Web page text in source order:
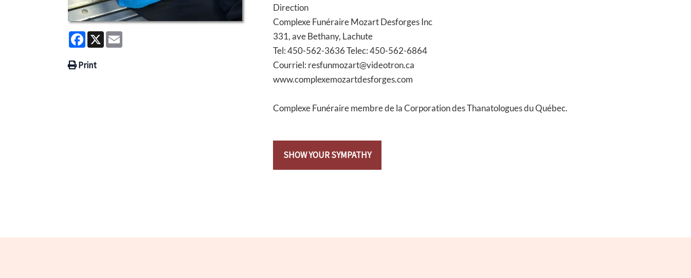
Facebook
X
Print
Direction
Complexe Funéraire Mozart Desforges Inc
331, ave Bethany, Lachute
Tel: 450-562-3636 Telec: 450-562-6864
Courriel: resfunmozart@videotron.ca
www.complexemozartdesforges.com
Complexe Funéraire membre de la Corporation des Thanatologues du Québec.
SHOW YOUR SYMPATHY